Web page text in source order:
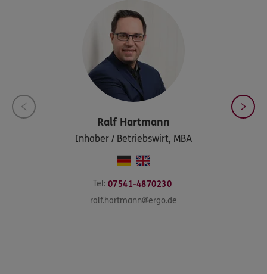
Ralf Hartmann
Inhaber / Betriebswirt, MBA
Tel: 07541-4870230
ralf.hartmann@ergo.de